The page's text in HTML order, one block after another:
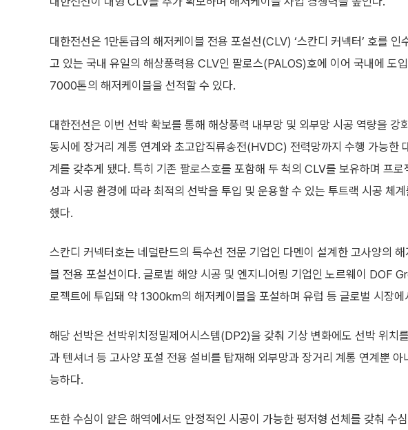
대한전선은 1만톤급의 해저케이블 전용 포설선(CLV) ‘스칸디 커넥터’ 호를
고 있는 국내 유일의 해상풍력용 CLV인 팔로스(PALOS)호에 이어 국내에 도
7000톤의 해저케이블을 선적할 수 있다.
대한전선은 이번 선박 확보를 통해 해상풍력 내부망 및 외부망 시공 역량을 강
동시에 장거리 계통 연계와 초고압직류송전(HVDC) 전력망까지 수행 가능한
계를 갖추게 됐다. 특히 기존 팔로스호를 포함해 두 척의 CLV를 보유하며 프로
성과 시공 환경에 따라 최적의 선박을 투입 및 운용할 수 있는 투트랙 시공 체
했다.
스칸디 커넥터호는 네덜란드의 특수선 전문 기업인 다멘이 설계한 고사양의 해
블 전용 포설선이다. 글로벌 해양 시공 및 엔지니어링 기업인 노르웨이 DOF
로젝트에 투입돼 약 1300km의 해저케이블을 포설하며 유럽 등 글로벌 시장
해당 선박은 선박위치정밀제어시스템(DP2)을 갖춰 기상 변화에도 선박 위치
과 텐셔너 등 고사양 포설 전용 설비를 탑재해 외부망과 장거리 계통 연계뿐
능하다.
또한 수심이 얕은 해역에서도 안정적인 시공이 가능한 평저형 선체를 갖춰 수